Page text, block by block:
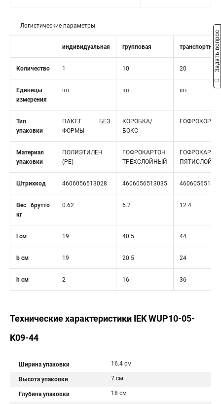
Логистические параметры
индивидуальная групповая транспортная
Количество 1 10 20
Единицы
измерения
шт шт шт
Тип
упаковки
ПАКЕТ БЕЗ
ФОРМЫ
КОРОБКА/
БОКС
ГОФРОКОРОБ
Материал
упаковки
ПОЛИЭТИЛЕН
(PE)
ГОФРОКАРТОН
ТРЕХСЛОЙНЫЙ
Штрихкод 4606056513028 4606056513035
Вес брутто
кг
0.62 6.2 12.4
l см 19 40.5 44
b см 19 20.5 24
h см 2 16 36
Технические характеристики IEK WUP10-05-
K09-44
Ширина упаковки 16.4 см
Высота упаковки 7 см
Глубина упаковки 18 см
Задать вопрос